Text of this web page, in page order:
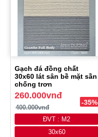
Gạch đá đồng chất
30x60 lát sân bề mặt sần
chống trơn
260.000vnđ
400.000vnđ
-35%
ĐVT : M2
30x60